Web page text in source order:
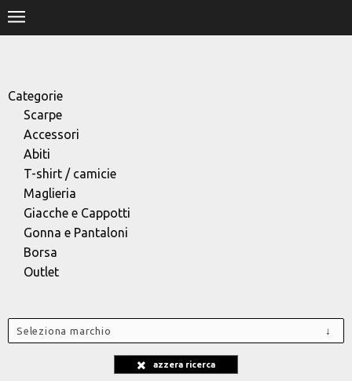
Categorie
Scarpe
Accessori
Abiti
T-shirt / camicie
Maglieria
Giacche e Cappotti
Gonna e Pantaloni
Borsa
Outlet
Seleziona marchio
azzera ricerca